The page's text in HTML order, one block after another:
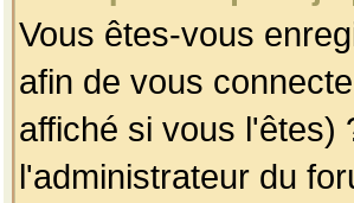
Vous êtes-vous
afin de vous
affiché si vous l'êtes)
l'administrateur du